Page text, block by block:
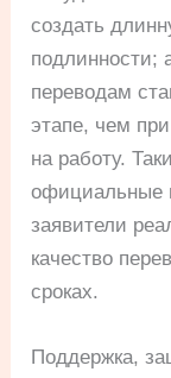
создать
подлинности;
переводам
этапе, чем
на работу.
официальные
заявители
качество
сроках.
Поддержка,